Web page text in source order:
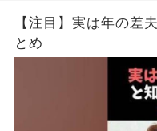
【注目】実は年の差
とめ